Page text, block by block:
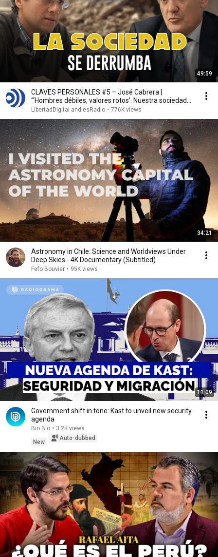
49:59
CLAVES PERSONALES #5 – José Cabrera |
“‘Hombres débiles, valores rotos’: Nuestra sociedad
colapsa”
LibertadDigital and esRadio • 776K views
34:21
Astronomy in Chile: Science and Worldviews Under
Deep Skies - 4K Documentary (Subtitled)
Fefo Bouvier • 95K views
11:09
Government shift in tone: Kast to unveil new security
agenda
Bio Bio • 3.2K views
New
Auto-dubbed